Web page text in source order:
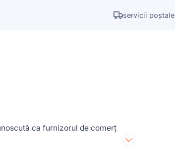
servicii poștale
ca furnizorul de comerț